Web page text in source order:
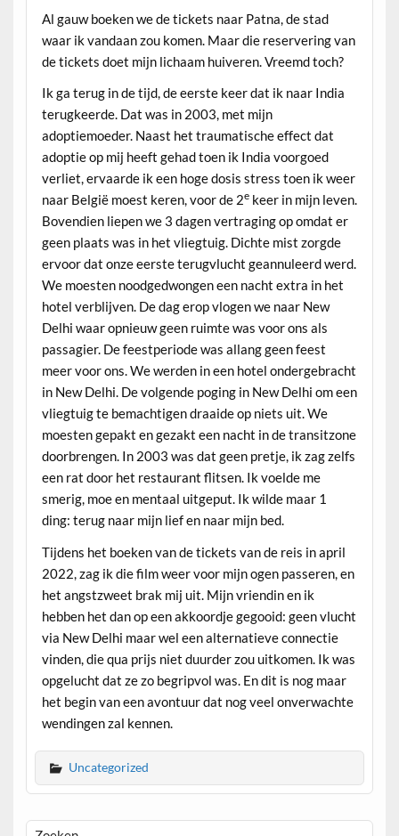
Al gauw boeken we de tickets naar Patna, de stad
waar ik vandaan zou komen. Maar die reservering van
de tickets doet mijn lichaam huiveren. Vreemd toch?
Ik ga terug in de tijd, de eerste keer dat ik naar India
terugkeerde. Dat was in 2003, met mijn
adoptiemoeder. Naast het traumatische effect dat
adoptie op mij heeft gehad toen ik India voorgoed
verliet, ervaarde ik een hoge dosis stress toen ik weer
naar België moest keren, voor de 2ekeer in mijn leven.
Bovendien liepen we 3 dagen vertraging op omdat er
geen plaats was in het vliegtuig. Dichte mist zorgde
ervoor dat onze eerste terugvlucht geannuleerd werd.
We moesten noodgedwongen een nacht extra in het
hotel verblijven. De dag erop vlogen we naar New
Delhi waar opnieuw geen ruimte was voor ons als
passagier. De feestperiode was allang geen feest
meer voor ons. We werden in een hotel ondergebracht
in New Delhi. De volgende poging in New Delhi om een
vliegtuig te bemachtigen draaide op niets uit. We
moesten gepakt en gezakt een nacht in de transitzone
doorbrengen. In 2003 was dat geen pretje, ik zag zelfs
een rat door het restaurant flitsen. Ik voelde me
smerig, moe en mentaal uitgeput. Ik wilde maar 1
ding: terug naar mijn lief en naar mijn bed.
Tijdens het boeken van de tickets van de reis in april
2022, zag ik die film weer voor mijn ogen passeren, en
het angstzweet brak mij uit. Mijn vriendin en ik
hebben het dan op een akkoordje gegooid: geen vlucht
via New Delhi maar wel een alternatieve connectie
vinden, die qua prijs niet duurder zou uitkomen. Ik was
opgelucht dat ze zo begripvol was. En dit is nog maar
het begin van een avontuur dat nog veel onverwachte
wendingen zal kennen.
Uncategorized